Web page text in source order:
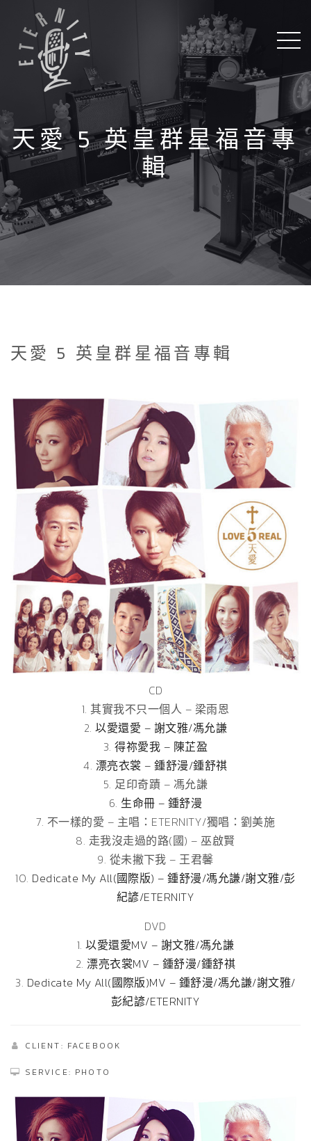
天愛 5 英皇群星福音專
輯
天愛 5 英皇群星福音專輯
CD
1. 其實我不只一個人 – 梁雨恩
2.以愛還愛 – 謝文雅/馮允謙
3.得祢愛我 – 陳芷盈
4. 漂亮衣裳 – 鍾舒漫/鍾舒祺
5. 足印奇蹟 – 馮允謙
6.生命冊 – 鍾舒漫
7. 不一樣的愛 – 主唱：ETERNITY/獨唱：劉美施
8. 走我沒走過的路(國) – 巫啟賢
9. 從未撇下我 – 王君馨
10. Dedicate My All(國際版) – 鍾舒漫/馮允謙/謝文雅/彭
紀諺/ETERNITY
DVD
1.以愛還愛MV – 謝文雅/馮允謙
2.漂亮衣裳MV – 鍾舒漫/鍾舒祺
3. Dedicate My All(國際版)MV – 鍾舒漫/馮允謙/謝文雅/
彭紀諺/ETERNITY
CLIENT: FACEBOOK
SERVICE: PHOTO